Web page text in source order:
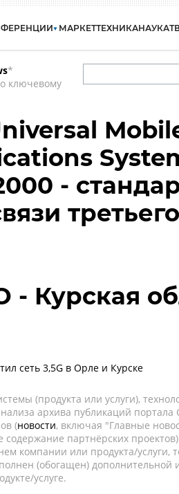
МАРКЕТТЕХНИКАНАУКА
*
ключевому
-
третьего
Курская
сеть 3,5G в Орле и Курске
(продукта или услуги),
архива публикаций
(новости, включая "Главные
партнёрских
компании или продукта/услуги,
(обогащен) дополнительной
услуге.